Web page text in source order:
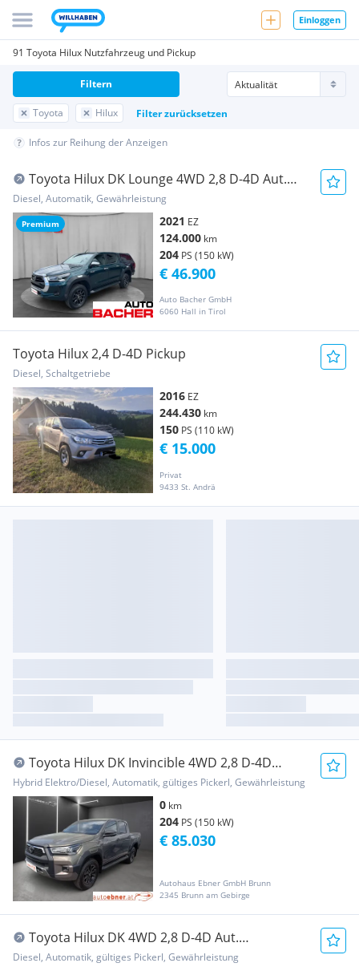
Einloggen
91 Toyota Hilux Nutzfahrzeug und Pickup
Toyota Hilux Filter zurücksetzen
Filtern
Infos zur Reihung der Anzeigen
Premium
Toyota Hilux DK Lounge 4WD 2,8 D-4D Aut.
Pickup
Diesel, Automatik, Gewährleistung
2021 EZ
124.000 km
204 PS (150 kW)
Auto Bacher GmbH
6060 Hall in Tirol
€ 46.900
Toyota Hilux 2,4 D-4D Pickup
Diesel, Schaltgetriebe
2016 EZ
244.430 km
150 PS (110 kW)
Privat
9433 St. Andrä
€ 15.000
Toyota Hilux DK Invincible 4WD 2,8 D-4D
MHEV Aut. Pickup
Hybrid Elektro/Diesel, Automatik, gültiges Pickerl, Gewährleistung
0 km
204 PS (150 kW)
Autohaus Ebner GmbH Brunn
2345 Brunn am Gebirge
€ 85.030
Toyota Hilux DK 4WD 2,8 D-4D Aut.
AHV/NAVI/Hardtop/ Pickup
Diesel, Automatik, gültiges Pickerl, Gewährleistung